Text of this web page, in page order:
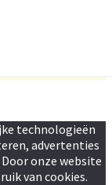
technologieën
advertenties
onze website
van cookies.